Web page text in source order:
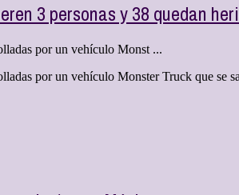
3 personas y 38 quedan
por un vehículo Monst ...
por un vehículo Monster Truck que